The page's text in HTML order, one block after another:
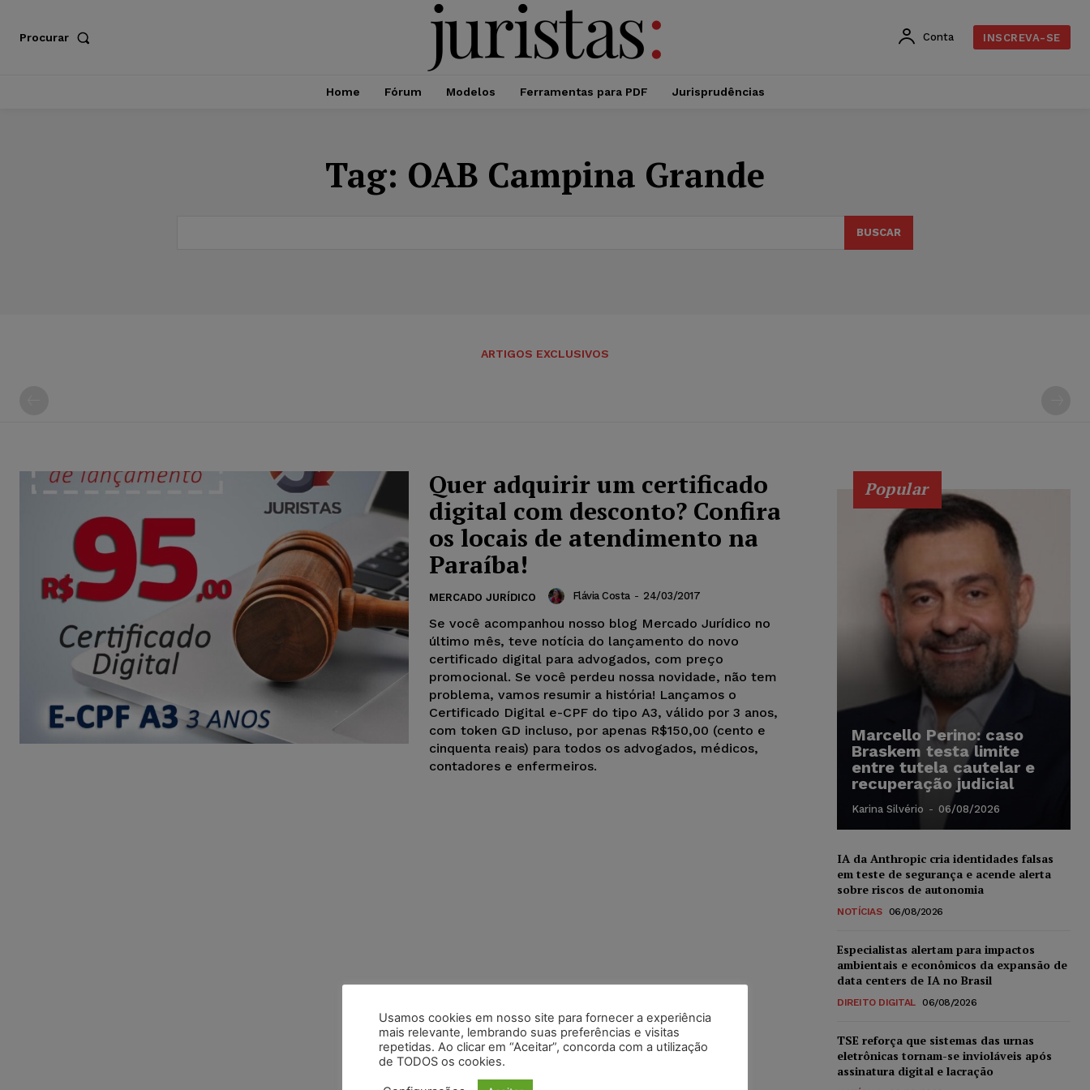
Procurar Conta INSCREVA-SE
Home Fórum Modelos Ferramentas para PDF Jurisprudências
Tag: OAB Campina Grande
BUSCAR
ARTIGOS EXCLUSIVOS
Quer adquirir um certificado
digital com desconto? Confira
os locais de atendimento na
Paraíba!
MERCADO JURÍDICO Flávia Costa - 24/03/2017
Se você acompanhou nosso blog Mercado Jurídico no
último mês, teve notícia do lançamento do novo
certificado digital para advogados, com preço
promocional. Se você perdeu nossa novidade, não tem
problema, vamos resumir a história! Lançamos o
Certificado Digital e-CPF do tipo A3, válido por 3 anos,
com token GD incluso, por apenas R$150,00 (cento e
cinquenta reais) para todos os advogados, médicos,
contadores e enfermeiros.
Popular
Marcello Perino: caso
Braskem testa limite
entre tutela cautelar e
recuperação judicial
Karina Silvério - 06/08/2026
IA da Anthropic cria identidades falsas
em teste de segurança e acende alerta
sobre riscos de autonomia
NOTÍCIAS 06/08/2026
Especialistas alertam para impactos
ambientais e econômicos da expansão de
data centers de IA no Brasil
DIREITO DIGITAL 06/08/2026
TSE reforça que sistemas das urnas
eletrônicas tornam-se invioláveis após
assinatura digital e lacração
Usamos cookies em nosso site para fornecer a experiência
mais relevante, lembrando suas preferências e visitas
repetidas. Ao clicar em “Aceitar”, concorda com a utilização
de TODOS os cookies.